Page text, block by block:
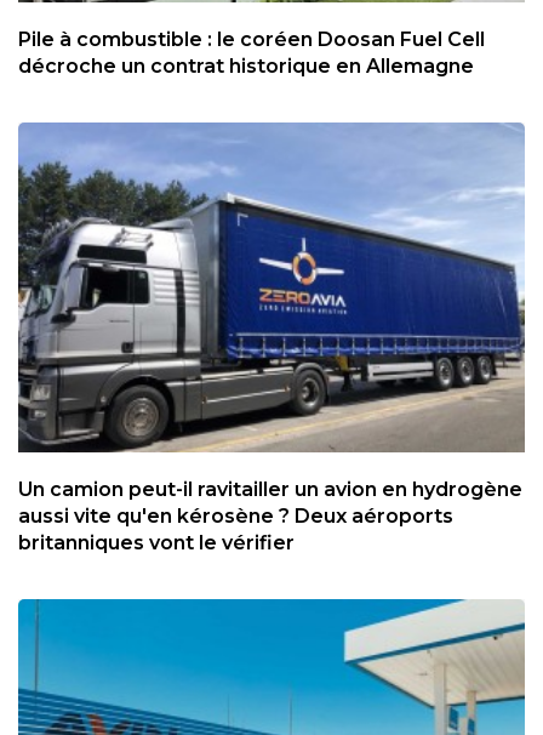
Pile à combustible : le coréen Doosan Fuel Cell
décroche un contrat historique en Allemagne
Un camion peut-il ravitailler un avion en hydrogène
aussi vite qu'en kérosène ? Deux aéroports
britanniques vont le vérifier